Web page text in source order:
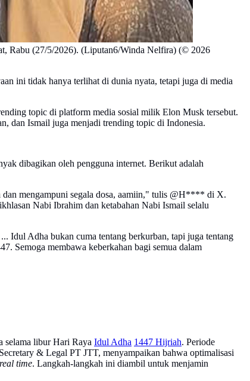
Rabu (27/5/2026). (Liputan6/Winda Nelfira) (© 2026
ini tidak hanya terlihat di dunia nyata, tetapi juga di media
topic di platform media sosial milik Elon Musk tersebut.
dan Ismail juga menjadi trending topic di Indonesia.
dibagikan oleh pengguna internet. Berikut adalah
dan mengampuni segala dosa, aamiin," tulis @H**** di X.
Nabi Ibrahim dan ketabahan Nabi Ismail selalu
Idul Adha bukan cuma tentang berkurban, tapi juga tentang
Semoga membawa keberkahan bagi semua dalam
selama libur Hari Raya Idul Adha 1447 Hijriah. Periode
& Legal PT JTT, menyampaikan bahwa optimalisasi
real time. Langkah-langkah ini diambil untuk menjamin